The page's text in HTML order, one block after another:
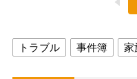
トラブル 事件簿 家